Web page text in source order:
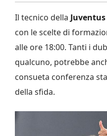
Il tecnico della Juventus
con le scelte di
alle ore 18:00. Tanti i
qualcuno, potrebbe
consueta conferenza
della sfida.